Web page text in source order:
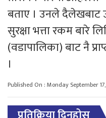
बताए । उनले दैलेखबाट
सुरक्षा भत्ता रकम बारे
(वडापालिका) बाट नै
।
Published On : Monday September